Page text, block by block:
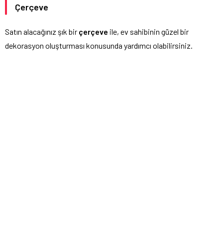
Çerçeve
Satın alacağınız şık bir çerçeve ile, ev sahibinin güzel bir
dekorasyon oluşturması konusunda yardımcı olabilirsiniz.